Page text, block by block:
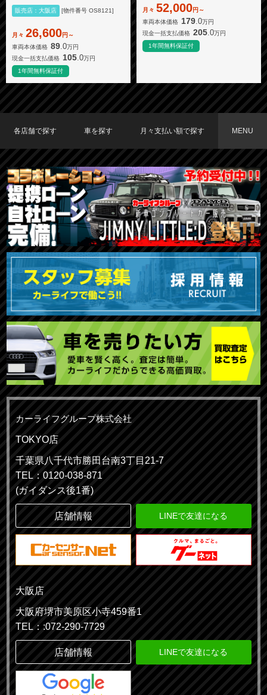
販売店：大阪店 [物件番号 OS8121]
月々 26,600円～
車両本体価格 89.0万円
現金一括支払価格 105 .0万円
1年間無料保証付
月々 52,000円～
車両本体価格 179.0万円
現金一括支払価格 205 .0万円
1年間無料保証付
各店舗で探す
TOKYO店在庫車両
大阪店在庫車両
福岡店在庫車両
車を探す
車種で探す
メーカーで探す
月々支払い額で探す
〜19,999円
20,000円〜29,999円
30,000円〜39,999円
40,000円〜49,999円
50,000円〜
MENU
カーライフグループ株式会社
TOKYO店
千葉県八千代市勝田台南3丁目21-7
TEL：0120-038-871
(ガイダンス後1番)
店舗情報 LINEで友達になる
大阪店
大阪府堺市美原区小寺459番1
TEL：:072-290-7729
店舗情報 LINEで友達になる